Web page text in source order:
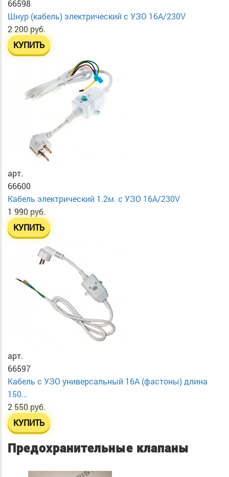
66598
Шнур (кабель) электрический с УЗО 16А/230V
2 200 руб.
КУПИТЬ
арт.
66600
Кабель электрический 1.2м. с УЗО 16А/230V
1 990 руб.
КУПИТЬ
арт.
66597
Кабель с УЗО универсальный 16А (фастоны) длина
150...
2 550 руб.
КУПИТЬ
Предохранительные клапаны